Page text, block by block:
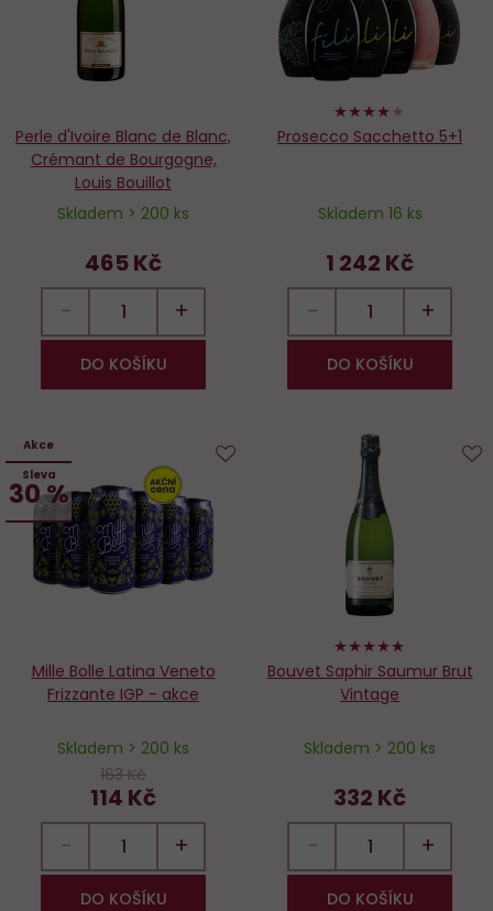
Perle d'Ivoire Blanc de Blanc,
Crémant de Bourgogne,
Louis Bouillot
Skladem > 200 ks
465 Kč
− +
DO KOŠÍKU
80%
Prosecco Sacchetto 5+1
Skladem 16 ks
1 242 Kč
− +
DO KOŠÍKU
Akce
Sleva
30 %
Mille Bolle Latina Veneto
Frizzante IGP - akce
Skladem > 200 ks
163 Kč
114 Kč
− +
DO KOŠÍKU
98%
Bouvet Saphir Saumur Brut
Vintage
Skladem > 200 ks
332 Kč
− +
DO KOŠÍKU